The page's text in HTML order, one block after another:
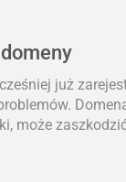
już
może